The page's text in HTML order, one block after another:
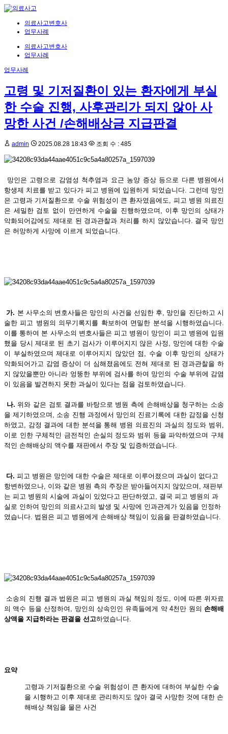
의료사고변호사
업무사례
의료사고변호사
업무사례
업무사례
고령 및 기저질환이 있는 환자에게 부실
한 수술 진행, 사후관리가 되지 않아 사
망한 사건 /손해배상금 지급판결
admin 2025.08.28 18:43 조회 수 : 485
망인은 고령으로 감염성 척추염과 요근 농양 증상 등으로 다른 병원에서
항생제 치료를 받고 있다가 피고 병원에 입원하게 되었습니다. 그런데 망인
은 고령과 기저질환으로 수술 위험성이 큰 환자였음에도, 피고 병원 의료진
은 세밀한 검토 없이 만연하게 수술을 진행하였으며, 이후 망인의 상태가
악화되어감에도 제대로 된 경과관찰과 처리를 하지 않았습니다. 결국 망인
은 허망하게 사망에 이르게 되었습니다.
가. 본 사무소의 변호사들은 망인의 사건을 선임한 후, 망인을 진단하고 시
술한 피고 병원의 의무기록지를 확보하여 면밀한 분석을 시행하였습니다.
이를 통하여 본 사무소의 변호사들은 피고 병원이 망인이 피고 병원에 입원
했을 당시 제대로 된 초기 검사가 이루어지지 않은 사정, 망인에 대한 수술
이 부실하였으며 제대로 이루어지지 않았던 점, 수술 이후 망인의 상태가
악화되어가고 감염 증상이 더 심해졌음에도 전혀 제대로 된 경과관찰을 하
지 않았을뿐만 아니라 엉뚱한 부위에 검사를 하여 망인의 수술 부위에 감염
이 있음을 발견하지 못한 과실이 있다는 점을 검토하였습니다.
나. 위와 같은 검토 결과를 바탕으로 병원 측에 손해배상을 청구하는 소송
을 제기하였으며, 소송 진행 과정에서 망인의 진료기록에 대한 감정을 신청
하였고, 감정 결과에 대한 분석을 통해 병원 의료진의 과실의 정도와 범위,
이로 인한 구체적인 금전적인 손실의 정도와 범위 등을 파악하였으며 구체
적인 손해배상의 액수를 재판에서 주장 및 입증하였습니다.
다. 피고 병원은 망인에 대한 수술은 제대로 이루어졌으며 과실이 없다고
항변하였으나, 이와 같은 병원 측의 주장은 받아들여지지 않았으며, 재판부
는 피고 병원의 시술에 과실이 있었다고 판단하였고, 결국 피고 병원의 과
실로 인하여 망인의 의료사고의 발생 및 사망에 인과관계가 있음을 인정하
였습니다. 법원은 피고 병원에게 손해배상 책임이 있음을 판결하였습니다.
소송의 진행 결과 법원은 피고 병원의 과실 책임의 정도, 이에 따른 위자료
의 액수 등을 산정하여, 망인의 상속인인 유족들에게 약 4천만 원의 손해배
상액을 지급하라는 판결을 선고하였습니다.
요약
고령과 기저질환으로 수술 위험성이 큰 환자에 대하여 부실한 수술
을 시행하고 이후 제대로 관리하지도 않아 결국 사망한 것에 대한 손
해배상 책임을 물은 사건